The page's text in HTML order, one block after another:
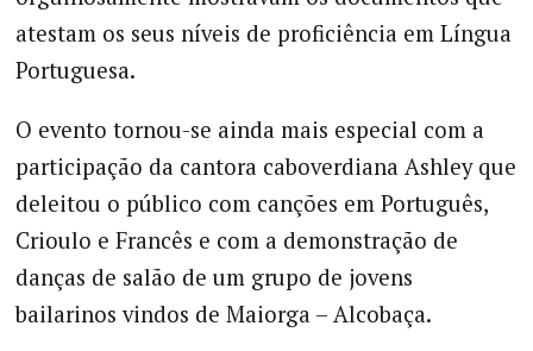
atestam os seus níveis de proficiência em Língua
Portuguesa.
O evento tornou-se ainda mais especial com a
participação da cantora caboverdiana Ashley que
deleitou o público com canções em Português,
Crioulo e Francês e com a demonstração de
danças de salão de um grupo de jovens
bailarinos vindos de Maiorga – Alcobaça.